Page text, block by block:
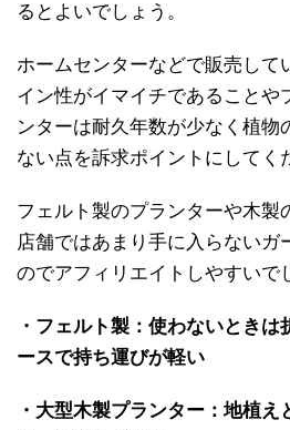
るとよいでしょう。
ホームセンターなどで販売して
イン性がイマイチであることや
ンターは耐久年数が少なく植物
ない点を訴求ポイントにしてく
フェルト製のプランターや木製
店舗ではあまり手に入らないガ
のでアフィリエイトしやすいで
・フェルト製：使わないとき
ースで持ち運びが軽い
・大型木製プランター：地植